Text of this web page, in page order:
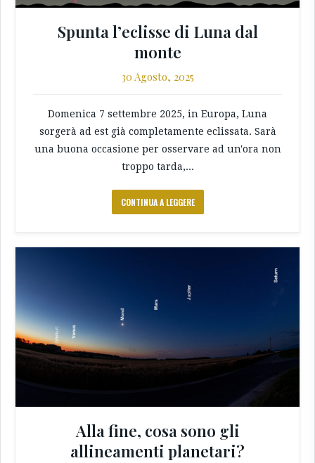
Spunta l’eclisse di Luna dal
monte
30 Agosto, 2025
Domenica 7 settembre 2025, in Europa, Luna
sorgerà ad est già completamente eclissata. Sarà
una buona occasione per osservare ad un'ora non
troppo tarda,...
CONTINUA A LEGGERE
Alla fine, cosa sono gli
allineamenti planetari?